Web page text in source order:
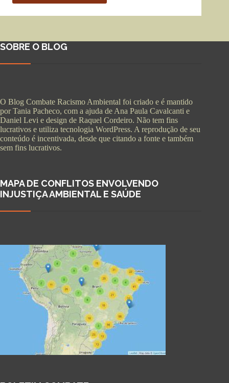
SOBRE O BLOG
O Blog Combate Racismo Ambiental foi criado e é mantido
por Tania Pacheco, com a ajuda de Ana Paula Cavalcanti e
Daniel Levi e design de Raquel Cordeiro. Não tem fins
lucrativos e utiliza tecnologia WordPress. A reprodução de seu
conteúdo é incentivada, desde que citando a fonte e também
sem fins lucrativos.
MAPA DE CONFLITOS ENVOLVENDO
INJUSTIÇA AMBIENTAL E SAÚDE